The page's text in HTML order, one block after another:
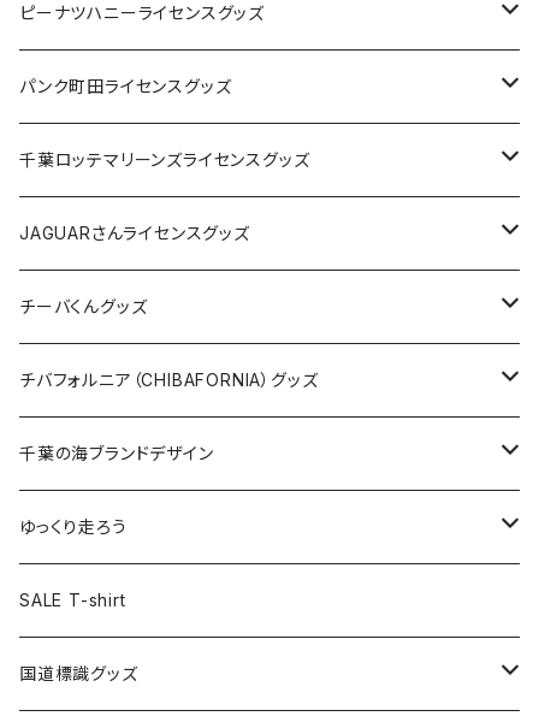
キャップ
ステッカー
缶バッジ
ホテルキーホルダー
ステッカー
缶バッジ
アクリルキーホルダー
ホテルキーホルダー
クリアファイル
Tシャツ
キャップ
トートバッグ
ランチバッグ
エコバッグ
ピーナツハニーライセンスグッズ
Tシャツ
キャップ
バッグ
ステッカー
缶バッジ
キーホルダー
クリアファイル
パンク町田ライセンスグッズ
Tシャツ
キャップ
バッグ
ステッカー
缶バッジ
キーホルダー
クリアファイル
千葉ロッテマリーンズライセンスグッズ
ステッカー
ステッカー
ステッカー大
缶バッジ
缶バッジ32mm
缶バッジ54mm
エコバッグ
JAGUARさんコラボグッズ
Tシャツ
ステッカー
サコッシュ
ホテルキーホルダー
モーテルキーホルダー
JAGUARさんライセンスグッズ
Tシャツ
ステッカー
缶バッジ
クリアファイル
マスク
エコバッグ
チーバくんグッズ
Tシャツ
キャップ
エコバッグ
ステッカー
モーテルキーホルダー
チバフォルニア（CHIBAFORNIA）グッズ
Tシャツ
キャップ
ステッカー
ホテルキーホルダー
千葉の海ブランドデザイン
Tシャツ
キャップ
ステッカー
ゆっくり走ろう
Tシャツ
ステッカー
SALE T-shirt
国道標識グッズ